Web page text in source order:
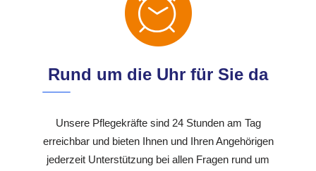
Rund um die Uhr für Sie da
Unsere Pflegekräfte sind 24 Stunden am Tag
erreichbar und bieten Ihnen und Ihren Angehörigen
jederzeit Unterstützung bei allen Fragen rund um